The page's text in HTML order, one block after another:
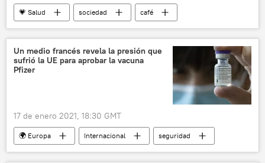
💗 Salud sociedad
café
cafeína
ansiedad
insomnio
noticias
Un medio francés revela la presión que
sufrió la UE para aprobar la vacuna
Pfizer
17 de enero 2021, 18:30 GMT
🌍 Europa Internacional
seguridad
sociedad
💗 Salud
Pfizer